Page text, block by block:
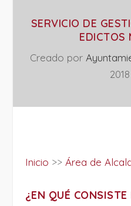
SERVICIO DE
EDICTOS
Creado por
2018
Inicio >> Área de
¿EN QUÉ